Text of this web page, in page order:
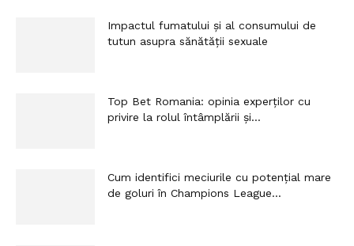
Impactul fumatului și al consumului de
tutun asupra sănătății sexuale
Top Bet Romania: opinia experților cu
privire la rolul întâmplării și...
Cum identifici meciurile cu potențial mare
de goluri în Champions League...